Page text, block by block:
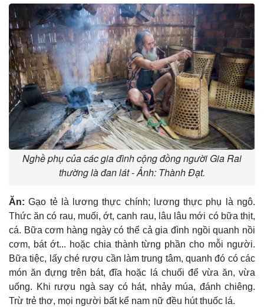
Nghề phụ của các gia đình cộng đồng người Gia Rai
thường là đan lát - Ảnh: Thành Đạt.
Ăn: Gạo tẻ là lương thực chính; lương thực phụ là ngô.
Thức ăn có rau, muối, ớt, canh rau, lâu lâu mới có bữa thịt,
cá. Bữa cơm hàng ngày có thể cả gia đình ngồi quanh nồi
cơm, bát ớt... hoặc chia thành từng phần cho mỗi người.
Bữa tiệc, lấy ché rượu cần làm trung tâm, quanh đó có các
món ăn đựng trên bát, đĩa hoặc lá chuối để vừa ăn, vừa
uống. Khi rượu ngà say có hát, nhảy múa, đánh chiêng.
Trừ trẻ thơ, mọi người bất kể nam nữ đều hút thuốc lá.